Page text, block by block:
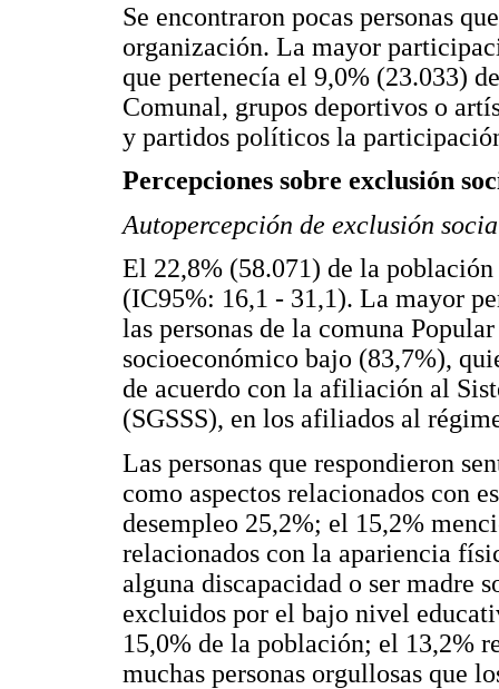
Se encontraron pocas personas
organización. La mayor
que pertenecía el 9,0% (23.033)
Comunal, grupos deportivos o
y partidos políticos la
Percepciones sobre exclusión
Autopercepción de exclusión
El 22,8% (58.071) de la
(IC95%: 16,1 - 31,1). La mayor
las personas de la comuna
socioeconómico bajo (83,7%),
de acuerdo con la afiliación al
(SGSSS), en los afiliados al
Las personas que respondieron
como aspectos relacionados con
desempleo 25,2%; el 15,2%
relacionados con la apariencia
alguna discapacidad o ser madre
excluidos por el bajo nivel
15,0% de la población; el 13,2%
muchas personas orgullosas que